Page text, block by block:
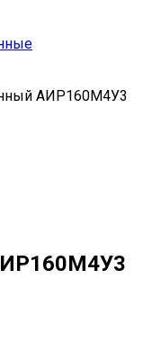
АИР160M4У3